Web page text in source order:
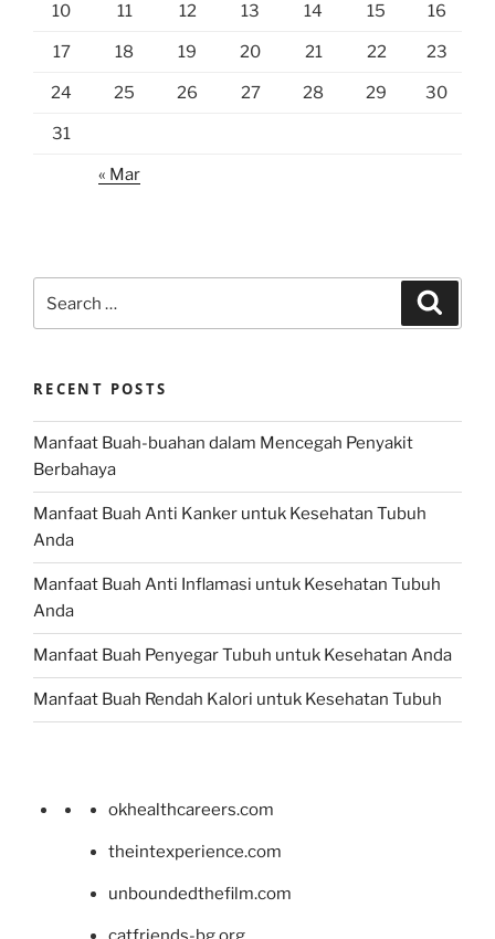
10 11 12 13 14 15 16
17 18 19 20 21 22 23
24 25 26 27 28 29 30
31
« Mar
for:
RECENT POSTS
Manfaat Buah-buahan dalam Mencegah Penyakit
Berbahaya
Manfaat Buah Anti Kanker untuk Kesehatan Tubuh
Anda
Manfaat Buah Anti Inflamasi untuk Kesehatan Tubuh
Anda
Manfaat Buah Penyegar Tubuh untuk Kesehatan Anda
Manfaat Buah Rendah Kalori untuk Kesehatan Tubuh
okhealthcareers.com
theintexperience.com
unboundedthefilm.com